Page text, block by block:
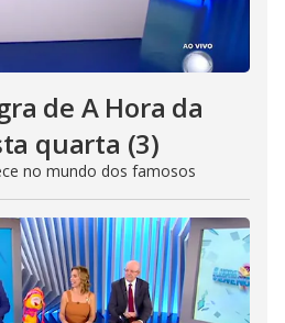
de A Hora da
quarta (3)
no mundo dos famosos